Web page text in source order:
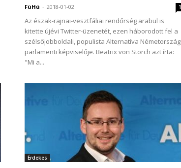
FüHü - 2018-01-02 1
Az észak-rajnai-vesztfáliai rendőrség arabul is
kitette újévi Twitter-üzenetét, ezen háborodott fel a
szélsőjobboldali, populista Alternatíva Németország
parlamenti képviselője. Beatrix von Storch azt írta:
"Mi a...
Érdekes